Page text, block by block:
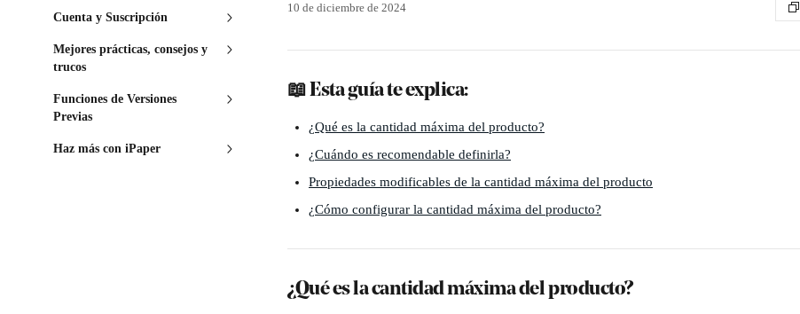
Cuenta y Suscripción
Mejores prácticas, consejos y
trucos
Funciones de Versiones
Previas
Haz más con iPaper
10 de diciembre de 2024
📖 Esta guía te explica:
¿Qué es la cantidad máxima del producto?
¿Cuándo es recomendable definirla?
Propiedades modificables de la cantidad máxima del producto
¿Cómo configurar la cantidad máxima del producto?
¿Qué es la cantidad máxima del producto?